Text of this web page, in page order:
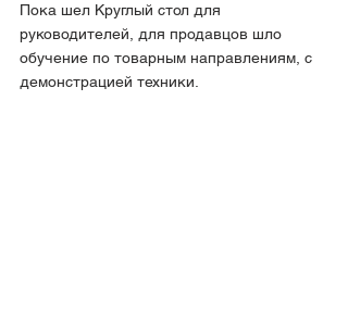
Пока шел Круглый стол для
руководителей, для продавцов шло
обучение по товарным направлениям, с
демонстрацией техники.